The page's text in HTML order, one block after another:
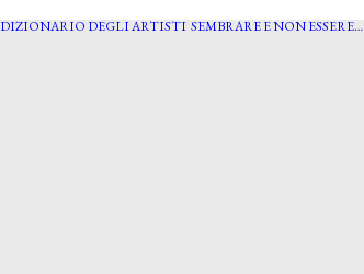
DIZIONARIO DEGLI ARTISTI SEMBRARE E NON ESSERE…